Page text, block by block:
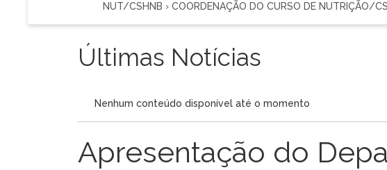
NUT/CSHNB › COORDENAÇÃO DO CURSO DE NUTRIÇÃO/
Últimas Notícias
Nenhum conteúdo disponível até o momento
Apresentação do